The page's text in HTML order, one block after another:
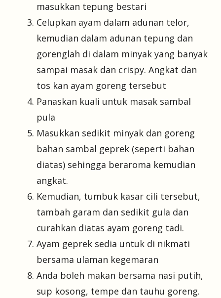
masukkan tepung bestari
Celupkan ayam dalam adunan telor,
kemudian dalam adunan tepung dan
gorenglah di dalam minyak yang banyak
sampai masak dan crispy. Angkat dan
tos kan ayam goreng tersebut
Panaskan kuali untuk masak sambal
pula
Masukkan sedikit minyak dan goreng
bahan sambal geprek (seperti bahan
diatas) sehingga beraroma kemudian
angkat.
Kemudian, tumbuk kasar cili tersebut,
tambah garam dan sedikit gula dan
curahkan diatas ayam goreng tadi.
Ayam geprek sedia untuk di nikmati
bersama ulaman kegemaran
Anda boleh makan bersama nasi putih,
sup kosong, tempe dan tauhu goreng.